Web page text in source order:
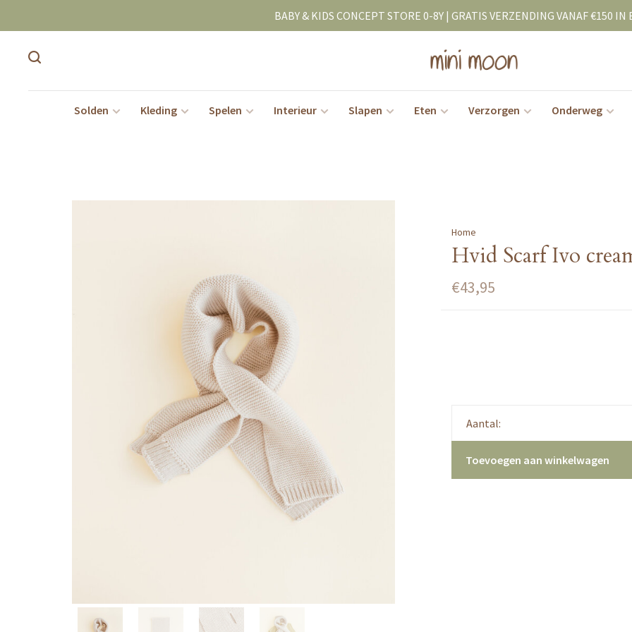
BABY & KIDS CONCEPT STORE 0-8Y | GRATIS VERZENDING VANAF €150 IN
Solden Kleding Spelen Interieur Slapen Eten Verzorgen Onderweg
Home
Hvid Scarf Ivo
€43,95
Aantal:
Toevoegen aan winkelwagen